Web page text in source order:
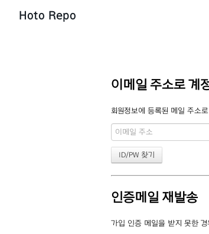
Hoto Repo
이메일 주소로 계
회원정보에 등록된 메일 주소
인증메일 재발송
가입 인증 메일을 받지 못한